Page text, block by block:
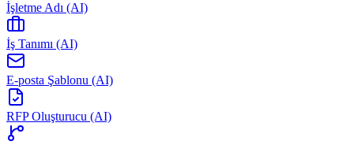
İşletme Adı (AI)
İş Tanımı (AI)
E-posta Şablonu (AI)
RFP Oluşturucu (AI)